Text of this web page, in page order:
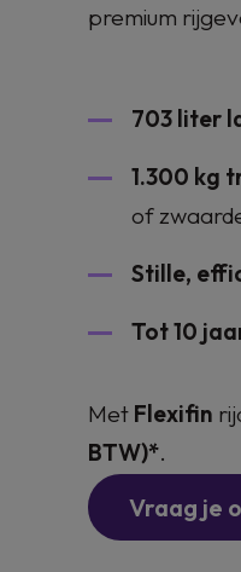
premium
703 liter
1.300 kg
of
Stille,
Tot 10
Met Flexifin
BTW)*.
Vraag je